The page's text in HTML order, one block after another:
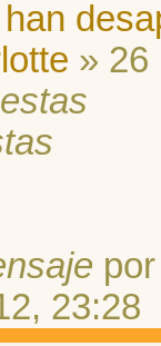
» 26
23:28